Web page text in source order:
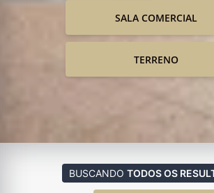
SALA COMERCIAL
TERRENO
BUSCANDO TODOS OS